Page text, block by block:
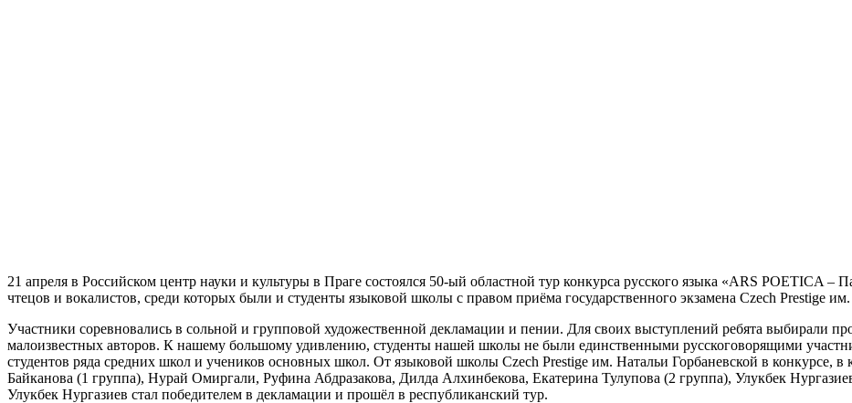
21 апреля в Российском центр науки и культуры в Праге состоялся 50-ый областной тур конкурса русского языка «ARS POETICA
чтецов и вокалистов, среди которых были и студенты языковой школы с правом приёма государственного экзамена Czech Prestige
Участники соревновались в сольной и групповой художественной декламации и пении. Для своих выступлений ребята выбирали
малоизвестных авторов. К нашему большому удивлению, студенты нашей школы не были единственными русскоговорящими
студентов ряда средних школ и учеников основных школ. От языковой школы Czech Prestige им. Натальи Горбаневской в конкурсе, в
Байканова (1 группа), Нурай Омиргали, Руфина Абдразакова, Дилда Алхинбекова, Екатерина Тулупова (2 группа), Улукбек
Улукбек Нургазиев стал победителем в декламации и прошёл в республиканский тур.